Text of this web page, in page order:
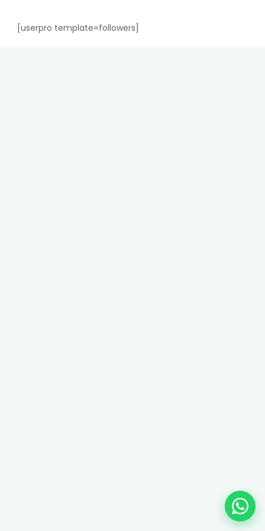
[userpro template=followers]